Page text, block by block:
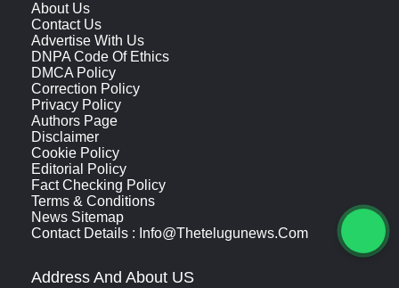
About Us
Contact Us
Advertise With Us
DNPA Code Of Ethics
DMCA Policy
Correction Policy
Privacy Policy
Authors Page
Disclaimer
Cookie Policy
Editorial Policy
Fact Checking Policy
Terms & Conditions
News Sitemap
Contact Details : Info@thetelugunews.com
Address And About US